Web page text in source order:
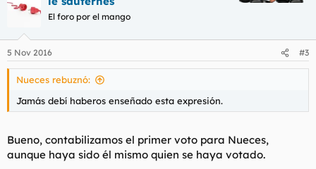
El foro por el mango
5 Nov 2016 #3
Nueces rebuznó:
Jamás debí haberos enseñado esta expresión.
Bueno, contabilizamos el primer voto para Nueces,
aunque haya sido él mismo quien se haya votado.